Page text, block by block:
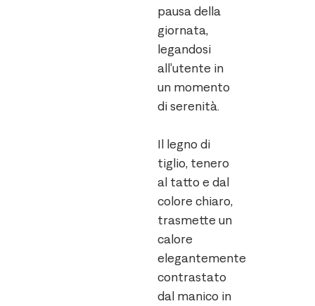
pausa della
giornata,
legandosi
all’utente in
un momento
di serenità.
Il legno di
tiglio, tenero
al tatto e dal
colore chiaro,
trasmette un
calore
elegantemente
contrastato
dal manico in